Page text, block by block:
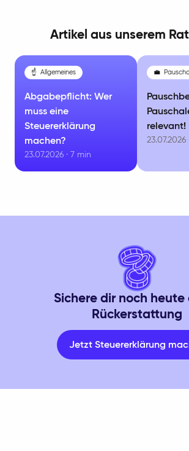
Artikel aus unserem
☝️ Allgemeines
Abgabepflicht: Wer
muss eine
Steuererklärung
machen?
23.07.2026 · 7 min
💼
relevant!
23.07.2026
Sichere dir noch heute
Rückerstattung
Jetzt Steuererklärung